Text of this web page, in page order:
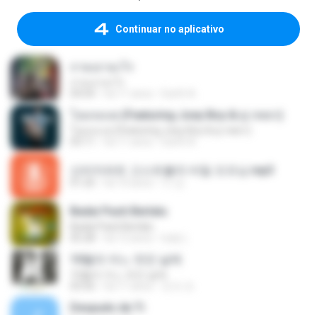
Continuar no aplicativo
โอมจงเงย (Featuring Joey Boy & ตู่ ภพธร)
신비아파트 고스트볼의 비밀 오프닝.mp3
Badai Pasti Berlalu
10월의 어느 멋진 날에
Después de Ti